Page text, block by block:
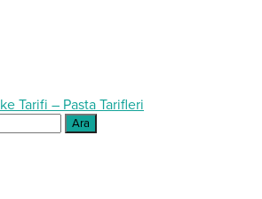
Tarifi – Pasta Tarifleri